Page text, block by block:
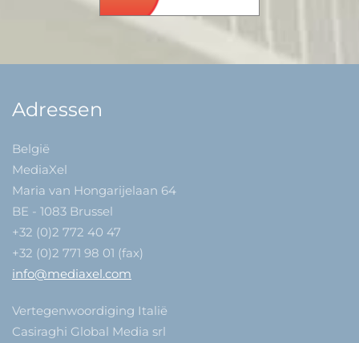
Adressen
België
MediaXel
Maria van Hongarijelaan 64
BE - 1083 Brussel
+32 (0)2 772 40 47
+32 (0)2 771 98 01 (fax)
info@mediaxel.com
Vertegenwoordiging Italië
Casiraghi Global Media srl